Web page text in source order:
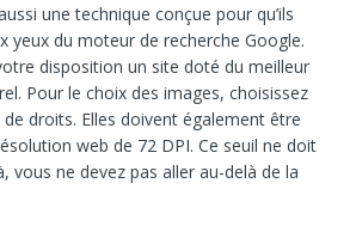
une technique conçue pour qu’ils
yeux du moteur de recherche Google.
disposition un site doté du meilleur
Pour le choix des images, choisissez
droits. Elles doivent également être
web de 72 DPI. Ce seuil ne doit
vous ne devez pas aller au-delà de la